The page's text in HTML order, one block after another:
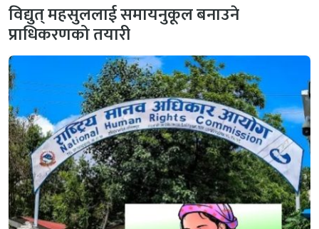
विद्युत् महसुललाई समायनुकूल बनाउने
प्राधिकरणको तयारी